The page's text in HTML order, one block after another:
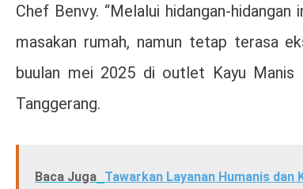
Chef Benvy. “Melalui hidangan-
masakan rumah, namun tetap terasa
buulan mei 2025 di outlet Kayu
Tanggerang.
Baca Juga Tawarkan Layanan Humanis